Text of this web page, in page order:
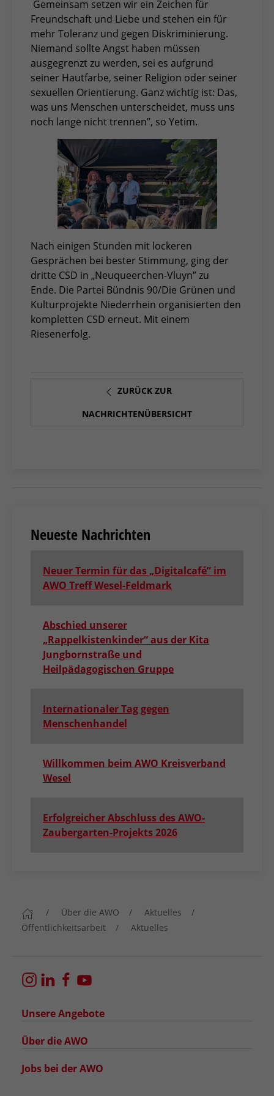
Gemeinsam setzen wir ein Zeichen für
Freundschaft und Liebe und stehen ein für
mehr Toleranz und gegen Diskriminierung.
Niemand sollte Angst haben müssen
ausgegrenzt zu werden, sei es aufgrund
seiner Hautfarbe, seiner Religion oder seiner
sexuellen Orientierung. Ganz wichtig ist: Das,
was uns Menschen unterscheidet, muss uns
noch lange nicht trennen”, so Yetim.
Nach einigen Stunden mit lockeren
Gesprächen bei bester Stimmung, ging der
dritte CSD in „Neuqueerchen-Vluyn” zu
Ende. Die Partei Bündnis 90/Die Grünen und
Kulturprojekte Niederrhein organisierten den
kompletten CSD erneut. Mit einem
Riesenerfolg.
ZURÜCK ZUR
NACHRICHTENÜBERSICHT
Neueste Nachrichten
Neuer Termin für das „Digitalcafé” im
AWO Treff Wesel-Feldmark
Abschied unserer
„Rappelkistenkinder“ aus der Kita
Jungbornstraße und
Heilpädagogischen Gruppe
Internationaler Tag gegen
Menschenhandel
Willkommen beim AWO Kreisverband
Wesel
Erfolgreicher Abschluss des AWO-
Zaubergarten-Projekts 2026
Über die AWO
Aktuelles
Öffentlichkeitsarbeit
Aktuelles
Unsere Angebote
Über die AWO
Jobs bei der AWO